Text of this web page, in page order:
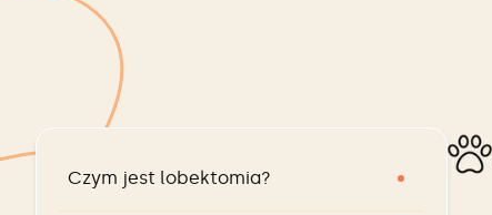
Czym jest lobektomia?